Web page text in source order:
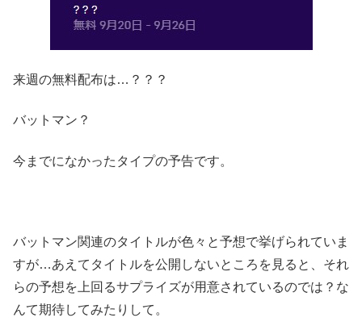
来週の無料配布は…？？？
バットマン？
今までになかったタイプの予告です。
バットマン関連のタイトルが色々と予想で挙げられていま
すが…あえてタイトルを公開しないところを見ると、それ
らの予想を上回るサプライズが用意されているのでは？な
んて期待してみたりして。